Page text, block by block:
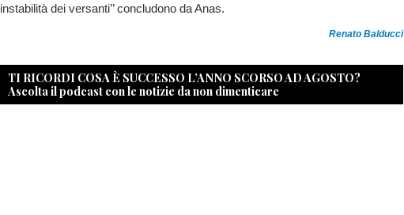
instabilità dei versanti’’ concludono da Anas.
Renato Balducci
TI RICORDI COSA È SUCCESSO L’ANNO SCORSO AD AGOSTO?
Ascolta il podcast con le notizie da non dimenticare